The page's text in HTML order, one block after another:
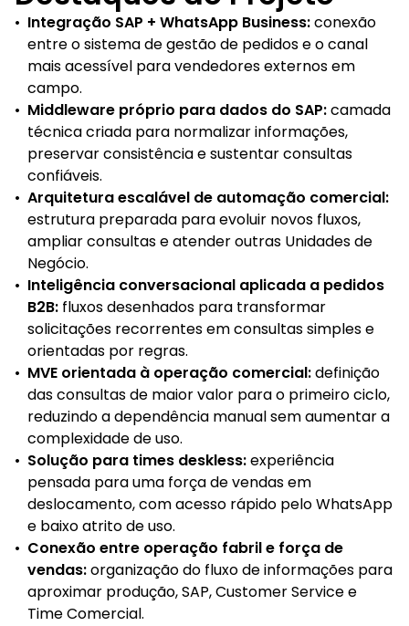
• Integração SAP + WhatsApp Business:conexão
entre o sistema de gestão de pedidos e o canal
mais acessível para vendedores externos em
campo.
• Middleware próprio para dados do SAP:camada
técnica criada para normalizar informações,
preservar consistência e sustentar consultas
confiáveis.
• Arquitetura escalável de automação comercial:
estrutura preparada para evoluir novos fluxos,
ampliar consultas e atender outras Unidades de
Negócio.
• Inteligência conversacional aplicada a pedidos
B2B: fluxos desenhados para transformar
solicitações recorrentes em consultas simples e
orientadas por regras.
• MVE orientada à operação comercial:definição
das consultas de maior valor para o primeiro ciclo,
reduzindo a dependência manual sem aumentar a
complexidade de uso.
• Solução para times deskless:experiência
pensada para uma força de vendas em
deslocamento, com acesso rápido pelo WhatsApp
e baixo atrito de uso.
• Conexão entre operação fabril e força de
vendas:organização do fluxo de informações para
aproximar produção, SAP, Customer Service e
Time Comercial.